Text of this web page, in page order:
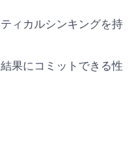
ィカルシンキングを持
果にコミットできる性